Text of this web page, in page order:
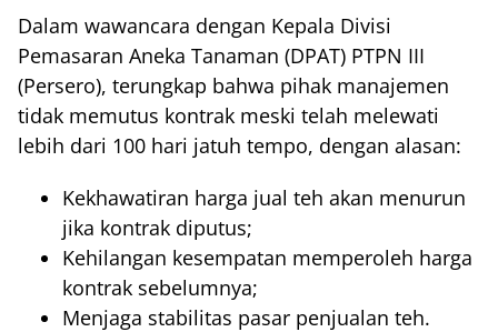
Dalam wawancara dengan Kepala Divisi
Pemasaran Aneka Tanaman (DPAT) PTPN III
(Persero), terungkap bahwa pihak manajemen
tidak memutus kontrak meski telah melewati
lebih dari 100 hari jatuh tempo, dengan alasan:
Kekhawatiran harga jual teh akan menurun
jika kontrak diputus;
Kehilangan kesempatan memperoleh harga
kontrak sebelumnya;
Menjaga stabilitas pasar penjualan teh.